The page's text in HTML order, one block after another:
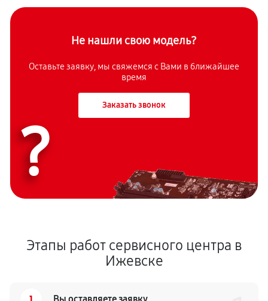
Не нашли свою модель?
Оставьте заявку, мы свяжемся с Вами в ближайшее
время
Заказать звонок
?
Этапы работ сервисного центра в
Ижевске